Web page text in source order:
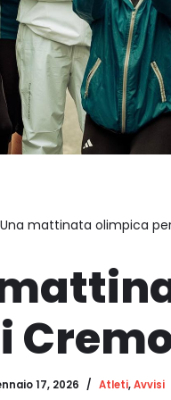
Una mattinata olimpica
17, 2026 Atleti,Avvisi